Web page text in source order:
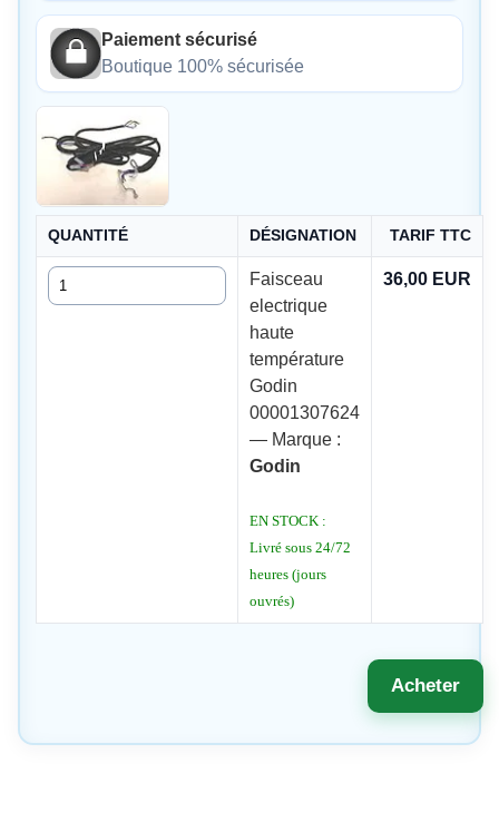
Paiement sécurisé
Boutique 100% sécurisée
QUANTITÉ DÉSIGNATION TARIF TTC
Quantité
Faisceau
electrique
haute
température
Godin
00001307624
— Marque :
Godin
EN STOCK :
Livré sous 24/72
heures (jours
ouvrés)
36,00 EUR
Acheter